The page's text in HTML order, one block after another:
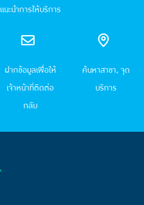
แนะนำการให้บริการ
ฝากข้อมูลเพื่อให้
เจ้าหน้าที่ติดต่อ
กลับ
ค้นหาสาขา, จุด
บริการ